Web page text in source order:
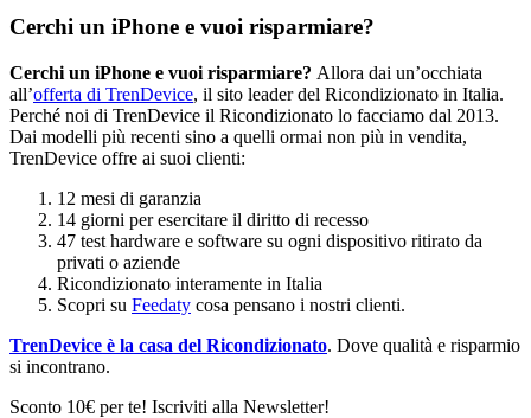
Cerchi un iPhone e vuoi risparmiare?
Cerchi un iPhone e vuoi risparmiare? Allora dai un’occhiata
all’offerta di TrenDevice, il sito leader del Ricondizionato in Italia.
Perché noi di TrenDevice il Ricondizionato lo facciamo dal 2013.
Dai modelli più recenti sino a quelli ormai non più in vendita,
TrenDevice offre ai suoi clienti:
12 mesi di garanzia
14 giorni per esercitare il diritto di recesso
47 test hardware e software su ogni dispositivo ritirato da
privati o aziende
Ricondizionato interamente in Italia
Scopri su Feedaty cosa pensano i nostri clienti.
TrenDevice è la casa del Ricondizionato. Dove qualità e risparmio
si incontrano.
Sconto 10€ per te! Iscriviti alla Newsletter!